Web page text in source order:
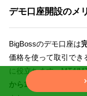
デモ口座開設のメ
BigBossのデモ口座は
価格を使って取引でき
に役立ちます。MT4/
から1年間有効
なので